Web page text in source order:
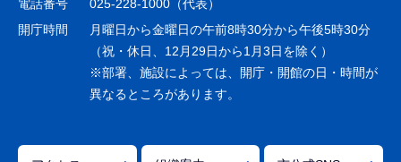
ョ
で
電話番号
025-228-1000（代表）
開庁時間
月曜日から金曜日の午前8時30分から午後5時30分
（祝・休日、12月29日から1月3日を除く）
※部署、施設によっては、開庁・開館の日・時間が
異なるところがあります。